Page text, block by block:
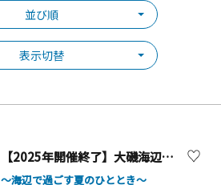
並び順
表示切替
【2025年開催終了】大磯海辺の映画館
～海辺で過ごす夏のひととき～